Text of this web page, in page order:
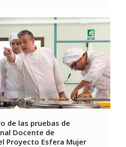
de las pruebas de
Docente de
Proyecto Esfera Mujer